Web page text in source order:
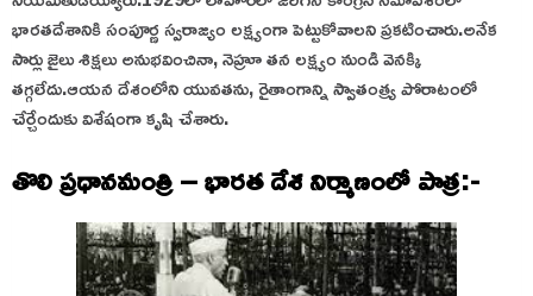
భారతదేశానికి సంపూర్ణ స్వరాజ్యం లక్ష్యంగా పెట్టుకోవాలని ప్రకటించారు.అనేక
సార్లు జైలు శిక్షలు అనుభవించినా, నెహ్రూ తన లక్ష్యం నుండి వెనక్కి
తగ్గలేదు.ఆయన దేశంలోని యువతను, రైతాంగాన్ని స్వాతంత్ర్య పోరాటంలో
చేర్చేందుకు విశేషంగా కృషి చేశారు.
తొలి ప్రధానమంత్రి – భారత దేశ నిర్మాణంలో పాత్ర:-